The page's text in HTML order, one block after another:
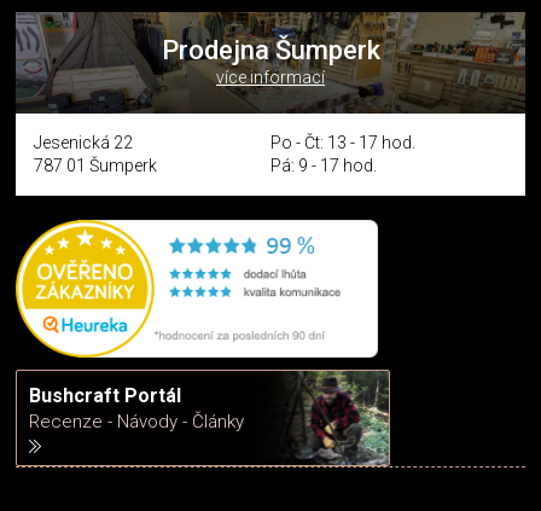
Prodejna Šumperk
více informací
Jesenická 22
787 01 Šumperk
Po - Čt: 13 - 17 hod.
Pá: 9 - 17 hod.
Bushcraft Portál
Recenze - Návody - Články